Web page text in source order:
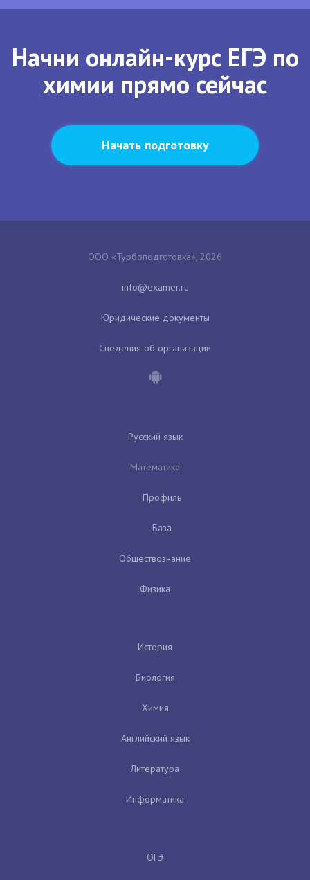
Начни онлайн-курс ЕГЭ по
химии прямо сейчас
Начать подготовку
ООО «Турбоподготовка», 2026
Юридические документы
Сведения об организации
Русский язык
Математика
Профиль
База
Обществознание
Физика
История
Биология
Химия
Английский язык
Литература
Информатика
ОГЭ